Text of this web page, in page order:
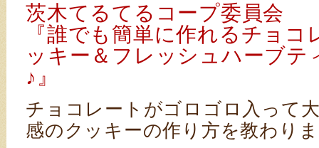
茨木てるてるコープ委員会
『誰でも簡単に作れるチョ
ッキー＆フレッシュハーブテ
♪』
チョコレートがゴロゴロ入って
感のクッキーの作り方を教わり